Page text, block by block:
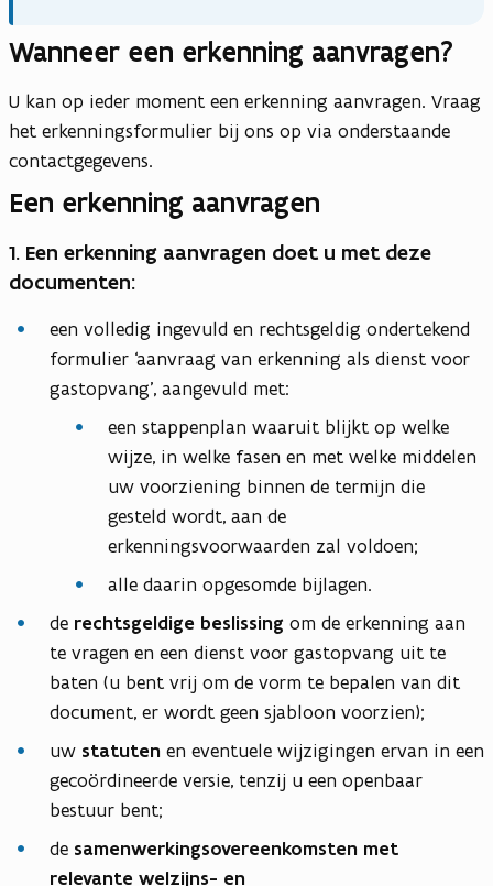
Wanneer een erkenning aanvragen?
U kan op ieder moment een erkenning aanvragen. Vraag
het erkenningsformulier bij ons op via onderstaande
contactgegevens.
Een erkenning aanvragen
1. Een erkenning aanvragen doet u met deze
documenten:
een volledig ingevuld en rechtsgeldig ondertekend
formulier ‘aanvraag van erkenning als dienst voor
gastopvang’, aangevuld met:
een stappenplan waaruit blijkt op welke
wijze, in welke fasen en met welke middelen
uw voorziening binnen de termijn die
gesteld wordt, aan de
erkenningsvoorwaarden zal voldoen;
alle daarin opgesomde bijlagen.
de rechtsgeldige beslissing om de erkenning aan
te vragen en een dienst voor gastopvang uit te
baten (u bent vrij om de vorm te bepalen van dit
document, er wordt geen sjabloon voorzien);
uw statuten en eventuele wijzigingen ervan in een
gecoördineerde versie, tenzij u een openbaar
bestuur bent;
de samenwerkingsovereenkomsten met
relevante welzijns- en